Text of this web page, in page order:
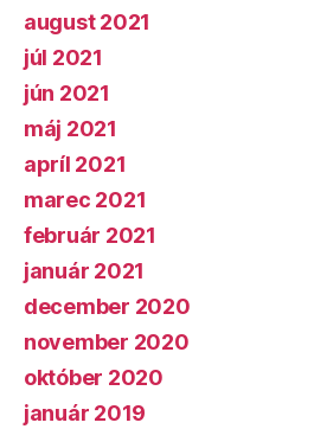
august 2021
júl 2021
jún 2021
máj 2021
apríl 2021
marec 2021
február 2021
január 2021
december 2020
november 2020
október 2020
január 2019